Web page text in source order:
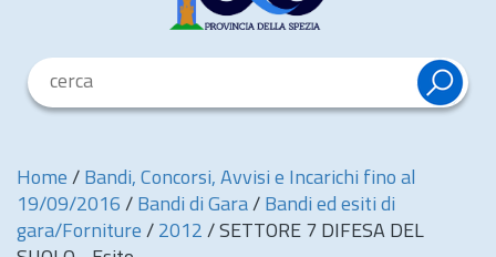
Home / Bandi, Concorsi, Avvisi e Incarichi fino al
19/09/2016 / Bandi di Gara / Bandi ed esiti di
gara/Forniture / 2012 / SETTORE 7 DIFESA DEL